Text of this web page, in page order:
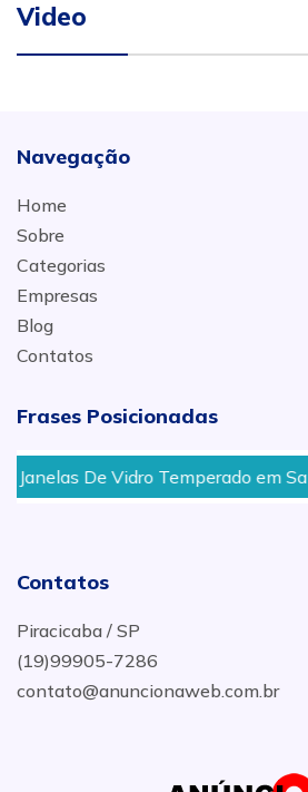
Video
Navegação
Home
Sobre
Categorias
Empresas
Blog
Contatos
Frases Posicionadas
Temperado em Saltinho
Contatos
Piracicaba / SP
(19)99905-7286
contato@anuncionaweb.com.br